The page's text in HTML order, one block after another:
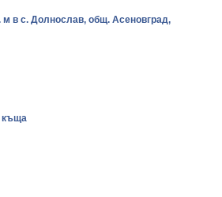
м в с. Долнослав, общ. Асеновград,
къща